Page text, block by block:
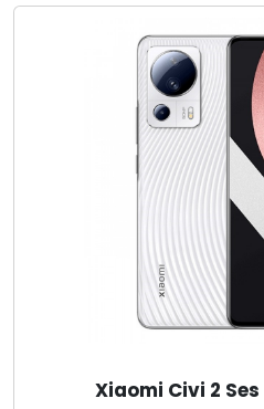
Xiaomi Civi 2